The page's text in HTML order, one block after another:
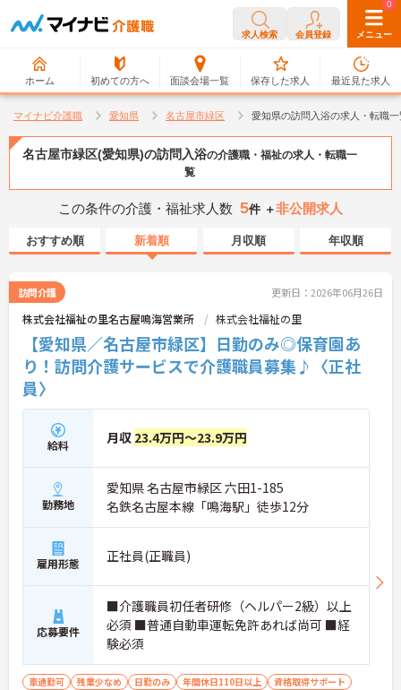
求人検索 会員登録 メニュー
ホーム 初めての方へ 面談会場一覧
0
保存した求人
0
最近見た求人
マイナビ介護職 愛知県 名古屋市緑区 愛知県の訪問入浴の求人・転職一
名古屋市緑区(愛知県)の訪問入浴の介護職・福祉の求人・転職一
覧
この条件の介護・福祉求人数 5件 ＋非公開求人
おすすめ順 新着順 月収順 年収順
訪問介護 更新日：2026年06月26日
株式会社福祉の里名古屋鳴海営業所 株式会社福祉の里
【愛知県／名古屋市緑区】日勤のみ◎保育園あ
り！訪問介護サービスで介護職員募集♪〈正社
員〉
給料 月収 23.4万円～23.9万円
勤務地
愛知県 名古屋市緑区 六田1-185
名鉄名古屋本線「鳴海駅」徒歩12分
雇用形態 正社員(正職員)
応募要件
■介護職員初任者研修（ヘルパー2級）以上
必須 ■普通自動車運転免許あれば尚可 ■経
験必須
車通勤可 残業少なめ 日勤のみ 年間休日110日以上
資格取得サポート